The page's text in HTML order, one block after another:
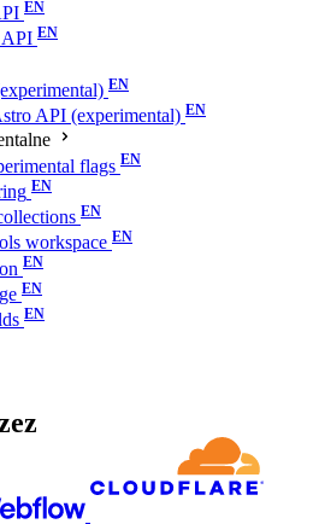
API
API (experimental)
flags
workspace